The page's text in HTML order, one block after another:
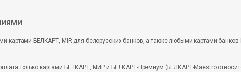
картами БЕЛКАРТ, MIR для белорусских банков, а также любыми картами
только картами БЕЛКАРТ, МИР и БЕЛКАРТ-Премиум (БЕЛКАРТ-Maestro